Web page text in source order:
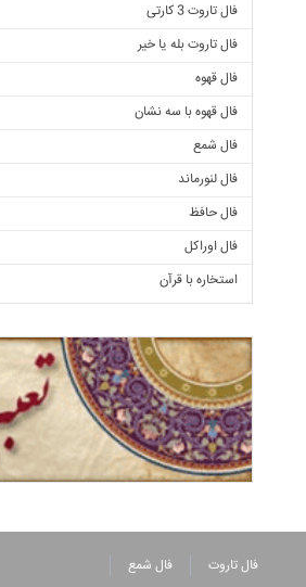
فال تاروت 3 کارتی
فال تاروت بله یا خیر
فال قهوه
فال قهوه با سه نشان
فال شمع
فال لنورماند
فال حافظ
فال اوراکل
استخاره با قرآن
فال تاروت فال شمع